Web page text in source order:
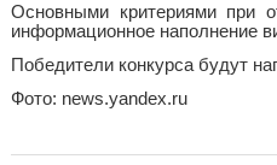
Основными критериями при
информационное наполнение
Победители конкурса будут
Фото: news.yandex.ru